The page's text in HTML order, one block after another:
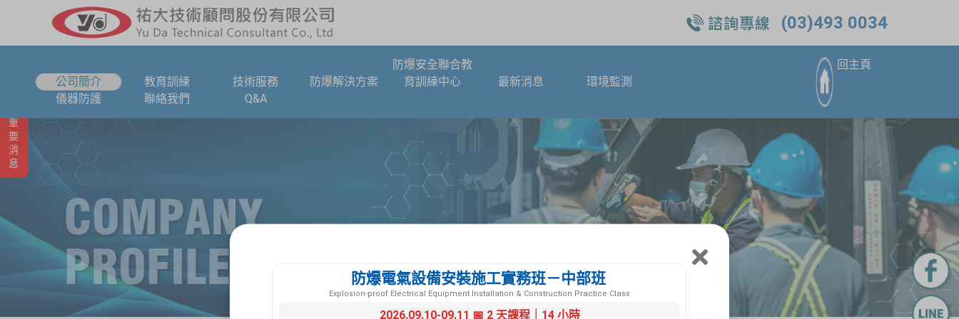
(03)493 0034
公司簡介 教育訓練 技術服務 防爆解決方案
防爆安全聯合教
育訓練中心
最新消息
環境監測
儀器防護
聯絡我們 Q&A
回主頁
重要消息
防爆電氣設備安裝施工實務班－中部班
Explosion-proof Electrical Equipment Installation & Construction Practice Class
2026.09.10-09.11 📅 2 天課程｜14 小時